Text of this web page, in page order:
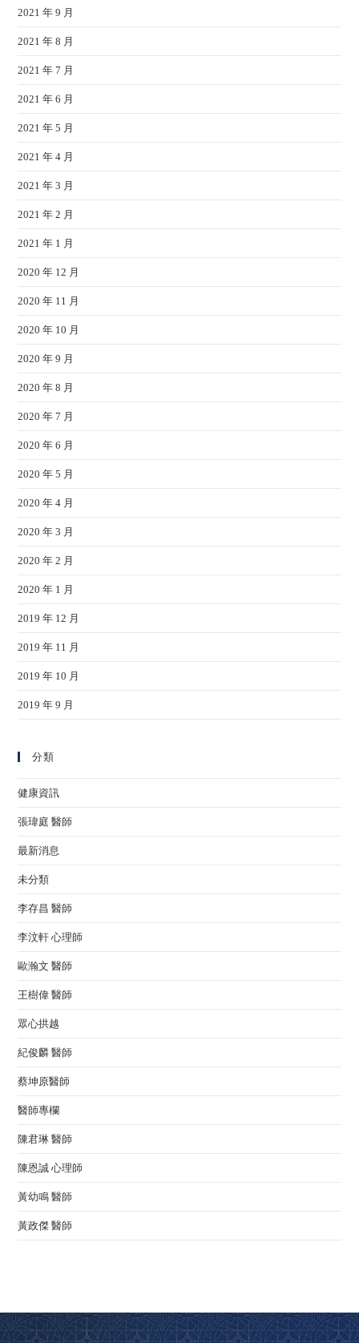
2021 年 9 月
2021 年 8 月
2021 年 7 月
2021 年 6 月
2021 年 5 月
2021 年 4 月
2021 年 3 月
2021 年 2 月
2021 年 1 月
2020 年 12 月
2020 年 11 月
2020 年 10 月
2020 年 9 月
2020 年 8 月
2020 年 7 月
2020 年 6 月
2020 年 5 月
2020 年 4 月
2020 年 3 月
2020 年 2 月
2020 年 1 月
2019 年 12 月
2019 年 11 月
2019 年 10 月
2019 年 9 月
分類
健康資訊
張瑋庭 醫師
最新消息
未分類
李存昌 醫師
李汶軒 心理師
歐瀚文 醫師
王樹偉 醫師
眾心拱越
紀俊麟 醫師
蔡坤原醫師
醫師專欄
陳君琳 醫師
陳恩誠 心理師
黃幼鳴 醫師
黃政傑 醫師